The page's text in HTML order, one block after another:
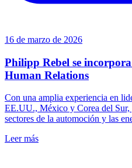
16 de marzo de 2026
Philipp Rebel se
Human Relations
Con una amplia experiencia en
EE.UU., México y Corea del Sur,
sectores de la automoción y las
Leer más